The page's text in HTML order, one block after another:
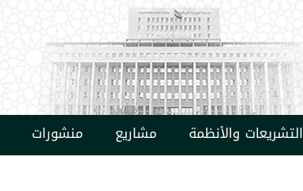
التشريعات والأنظمة مشاريع منشورات